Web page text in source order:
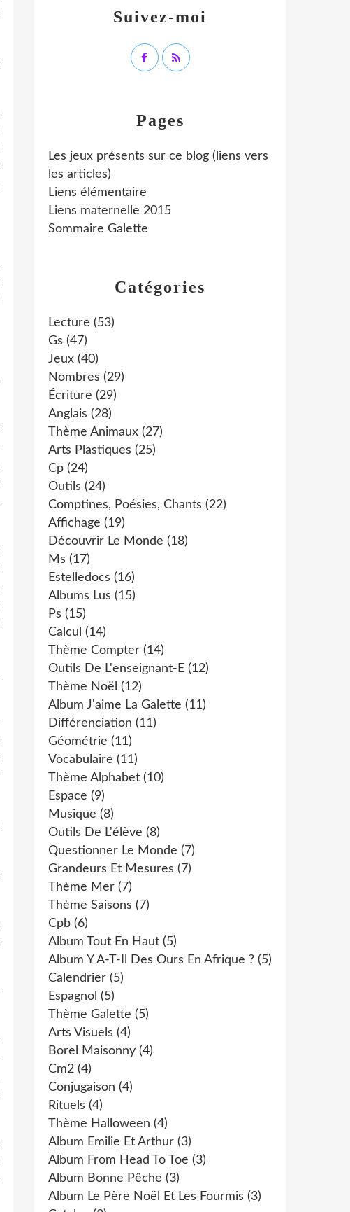
Catégories
Lecture (53)
Gs (47)
Jeux (40)
Nombres (29)
Écriture (29)
Anglais (28)
Thème Animaux (27)
Arts Plastiques (25)
Cp (24)
Outils (24)
Comptines, Poésies, Chants (22)
Affichage (19)
Découvrir Le Monde (18)
Ms (17)
Estelledocs (16)
Albums Lus (15)
Ps (15)
Calcul (14)
Thème Compter (14)
Outils De L'enseignant-E (12)
Thème Noël (12)
Album J'aime La Galette (11)
Différenciation (11)
Géométrie (11)
Vocabulaire (11)
Thème Alphabet (10)
Espace (9)
Musique (8)
Outils De L'élève (8)
Questionner Le Monde (7)
Grandeurs Et Mesures (7)
Thème Mer (7)
Thème Saisons (7)
Cpb (6)
Album Tout En Haut (5)
Album Y A-T-Il Des Ours En Afrique ? (5)
Calendrier (5)
Espagnol (5)
Thème Galette (5)
Arts Visuels (4)
Borel Maisonny (4)
Cm2 (4)
Conjugaison (4)
Rituels (4)
Thème Halloween (4)
Album Emilie Et Arthur (3)
Album From Head To Toe (3)
Album Bonne Pêche (3)
Album Le Père Noël Et Les Fourmis (3)
Pages
Les jeux présents sur ce blog (liens vers
les articles)
Liens élémentaire
Liens maternelle 2015
Sommaire Galette
Suivez-moi